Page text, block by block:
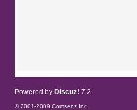
Powered by Discuz! 7.2
© 2001-2009 Comsenz Inc.